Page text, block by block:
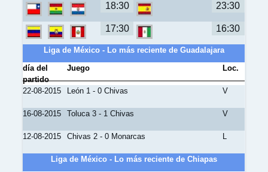
18:30 23:30
17:30 16:30
Liga de México - Lo más reciente de Guadalajara
día del
partido
Juego Loc.
22-08-2015 León 1 - 0 Chivas V
16-08-2015 Toluca 3 - 1 Chivas V
12-08-2015 Chivas 2 - 0 Monarcas L
Liga de México - Lo más reciente de Chiapas